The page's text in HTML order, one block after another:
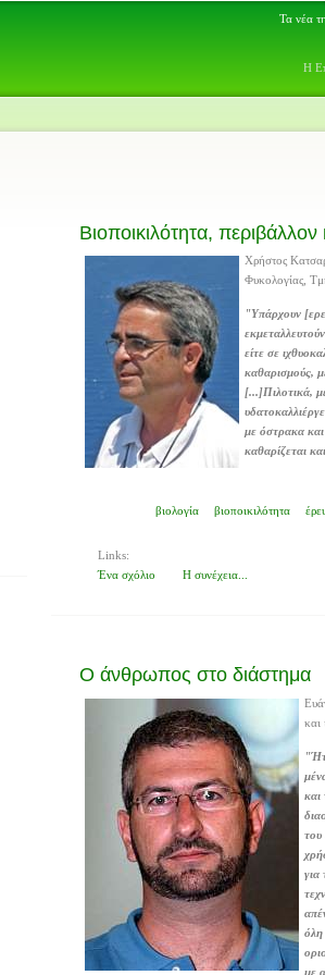
Τα νέα
Η
Βιοποικιλότητα,
Χρήστος
Φυκολογίας,
"Υπάρχουν
είτε σε
καθαρισμούς,
[...]Πιλοτικά,
με όστρακα
καθαρίζεται
βιολογία
βιοποικιλότητα
Links:
Ένα σχόλιο
Η συνέχεια...
Ο άνθρωπος στο διάστημα
και
και
του
για
όλη
με